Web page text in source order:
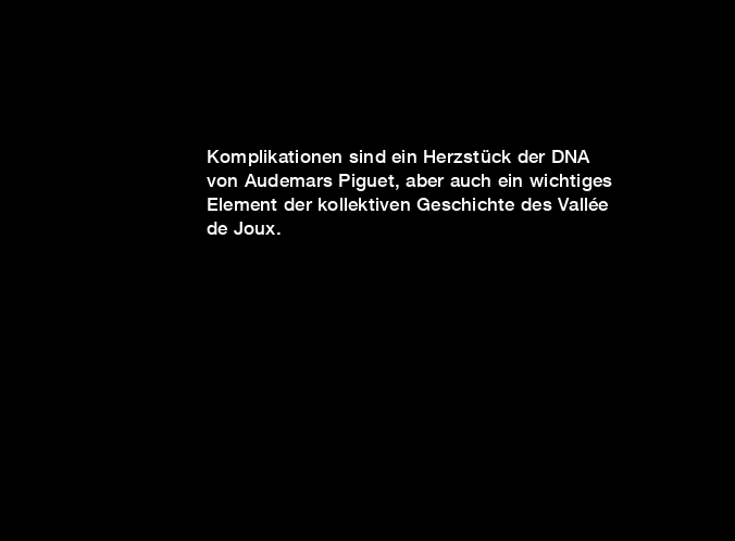
Komplikationen sind ein Herzstück der DNA
von Audemars Piguet, aber auch ein wichtiges
Element der kollektiven Geschichte des Vallée
de Joux.